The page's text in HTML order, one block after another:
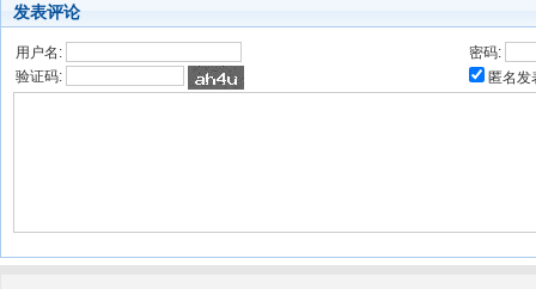
发表评论
用户名:
密码:
验证码:
匿名发